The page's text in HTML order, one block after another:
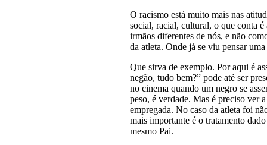
O racismo está muito mais nas
social, racial, cultural, o que conta
irmãos diferentes de nós, e não
da atleta. Onde já se viu pensar
Que sirva de exemplo. Por aqui é
negão, tudo bem?” pode até ser
no cinema quando um negro se
peso, é verdade. Mas é preciso ver
empregada. No caso da atleta foi
mais importante é o tratamento
mesmo Pai.